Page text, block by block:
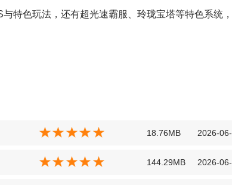
特色玩法，还有超光速霸服、玲珑宝塔等特色系统
18.76MB 2026-
144.29MB 2026-